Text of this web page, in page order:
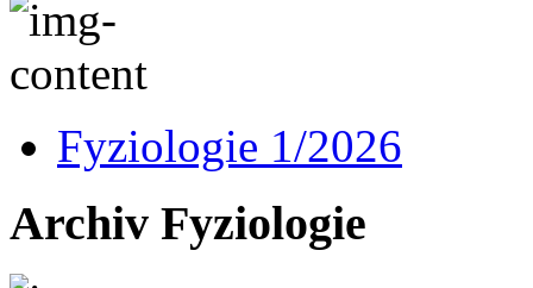
Fyziologie 1/2026
Archiv Fyziologie